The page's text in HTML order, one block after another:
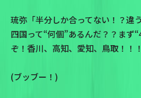
琉弥「半分しか合ってない！？違
四国って“何個”あるんだ？？まず
ぞ！香川、高知、愛知、鳥取！！！
(ブッブー！)